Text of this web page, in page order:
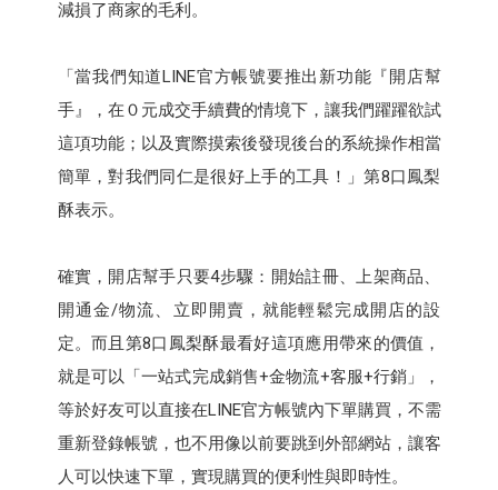
減損了商家的毛利。
「當我們知道LINE官方帳號要推出新功能『開店幫
手』，在０元成交手續費的情境下，讓我們躍躍欲試
這項功能；以及實際摸索後發現後台的系統操作相當
簡單，對我們同仁是很好上手的工具！」第8口鳳梨
酥表示。
確實，開店幫手只要4步驟：開始註冊、上架商品、
開通金/物流、立即開賣，就能輕鬆完成開店的設
定。而且第8口鳳梨酥最看好這項應用帶來的價值，
就是可以「一站式完成銷售+金物流+客服+行銷」，
等於好友可以直接在LINE官方帳號內下單購買，不需
重新登錄帳號，也不用像以前要跳到外部網站，讓客
人可以快速下單，實現購買的便利性與即時性。